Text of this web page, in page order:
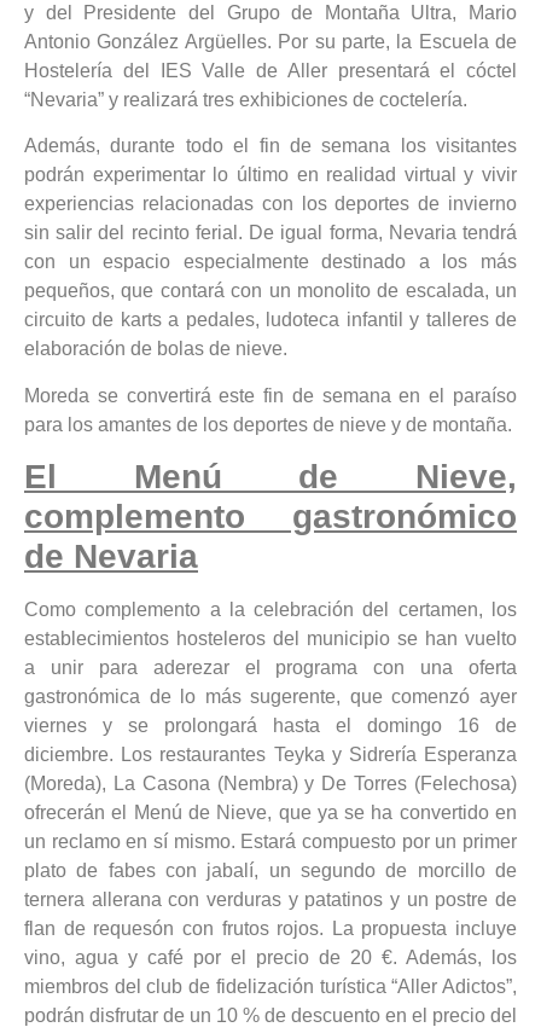
y del Presidente del Grupo de Montaña Ultra, Mario
Antonio González Argüelles. Por su parte, la Escuela de
Hostelería del IES Valle de Aller presentará el cóctel
“Nevaria” y realizará tres exhibiciones de coctelería.
Además, durante todo el fin de semana los visitantes
podrán experimentar lo último en realidad virtual y vivir
experiencias relacionadas con los deportes de invierno
sin salir del recinto ferial. De igual forma, Nevaria tendrá
con un espacio especialmente destinado a los más
pequeños, que contará con un monolito de escalada, un
circuito de karts a pedales, ludoteca infantil y talleres de
elaboración de bolas de nieve.
Moreda se convertirá este fin de semana en el paraíso
para los amantes de los deportes de nieve y de montaña.
El Menú de Nieve,
complemento gastronómico
de Nevaria
Como complemento a la celebración del certamen, los
establecimientos hosteleros del municipio se han vuelto
a unir para aderezar el programa con una oferta
gastronómica de lo más sugerente, que comenzó ayer
viernes y se prolongará hasta el domingo 16 de
diciembre. Los restaurantes Teyka y Sidrería Esperanza
(Moreda), La Casona (Nembra) y De Torres (Felechosa)
ofrecerán el Menú de Nieve, que ya se ha convertido en
un reclamo en sí mismo. Estará compuesto por un primer
plato de fabes con jabalí, un segundo de morcillo de
ternera allerana con verduras y patatinos y un postre de
flan de requesón con frutos rojos. La propuesta incluye
vino, agua y café por el precio de 20 €. Además, los
miembros del club de fidelización turística “Aller Adictos”,
podrán disfrutar de un 10 % de descuento en el precio del